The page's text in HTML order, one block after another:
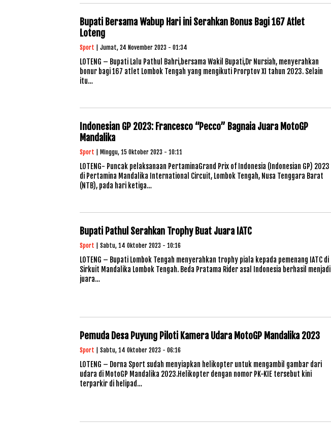
Bupati Bersama Wabup Hari ini Serahkan Bonus Bagi 167 Atlet
Loteng
Sport | Jumat, 24 November 2023 - 01:34
LOTENG – Bupati Lalu Pathul Bahri,bersama Wakil Bupati,Dr Nursiah, menyerahkan
bonur bagi 167 atlet Lombok Tengah yang mengikuti Prorptov XI tahun 2023. Selain
itu…
Indonesian GP 2023: Francesco “Pecco” Bagnaia Juara MotoGP
Mandalika
Sport | Minggu, 15 Oktober 2023 - 10:11
LOTENG- Puncak pelaksanaan PertaminaGrand Prix of Indonesia (Indonesian GP) 2023
di Pertamina Mandalika International Circuit, Lombok Tengah, Nusa Tenggara Barat
(NTB), pada hari ketiga…
Bupati Pathul Serahkan Trophy Buat Juara IATC
Sport | Sabtu, 14 Oktober 2023 - 10:16
LOTENG – Bupati Lombok Tengah menyerahkan trophy piala kepada pemenang IATC di
Sirkuit Mandalika Lombok Tengah. Beda Pratama Rider asal Indonesia berhasil menjadi
juara…
Pemuda Desa Puyung Piloti Kamera Udara MotoGP Mandalika 2023
Sport | Sabtu, 14 Oktober 2023 - 06:16
LOTENG – Dorna Sport sudah menyiapkan helikopter untuk mengambil gambar dari
udara di MotoGP Mandalika 2023.Helikopter dengan nomor PK-KIE tersebut kini
terparkir di helipad…